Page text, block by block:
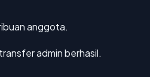
anggota.
admin berhasil.